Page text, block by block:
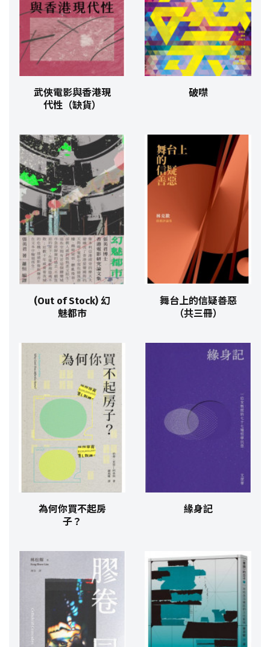
武俠電影與香港現
代性（缺貨）
破噤
(Out of Stock) 幻
魅都市
舞台上的信疑善惡
（共三冊）
為何你買不起房
子？
緣身記